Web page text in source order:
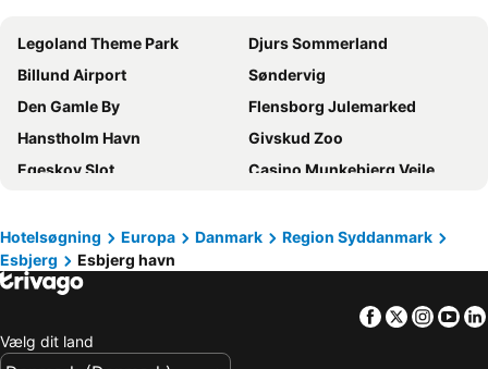
Turisthotellet
Arnbjerg Pavillonen
Sportspark Blaavandshuk Golfcenter, Ho
Hotel Strandvejen
Hotel CoCo Aps
Fanø/Rindby
Fanø Bad
Dayz Fanø Bad
Fanø Vadehav Center
Blåvand/Ho
ECH Park
Drivvejens B&b
Staytel
Legoland Theme Park
Djurs Sommerland
Billund Airport
Søndervig
Den Gamle By
Flensborg Julemarked
Hanstholm Havn
Givskud Zoo
Egeskov Slot
Casino Munkebjerg Vejle
Kiel Julemarked
Odense Banegård Center
Aarhus Vocal Festival
Christiansminde
Viby Centret
Hotelsøgning Europa Danmark
Region Syddanmark
Esbjerg
Esbjerg havn
Facebook
Twitter
Vælg dit land